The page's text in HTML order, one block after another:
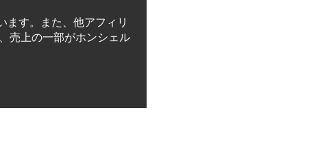
す。また、他アフィリ
売上の一部がホンシェル